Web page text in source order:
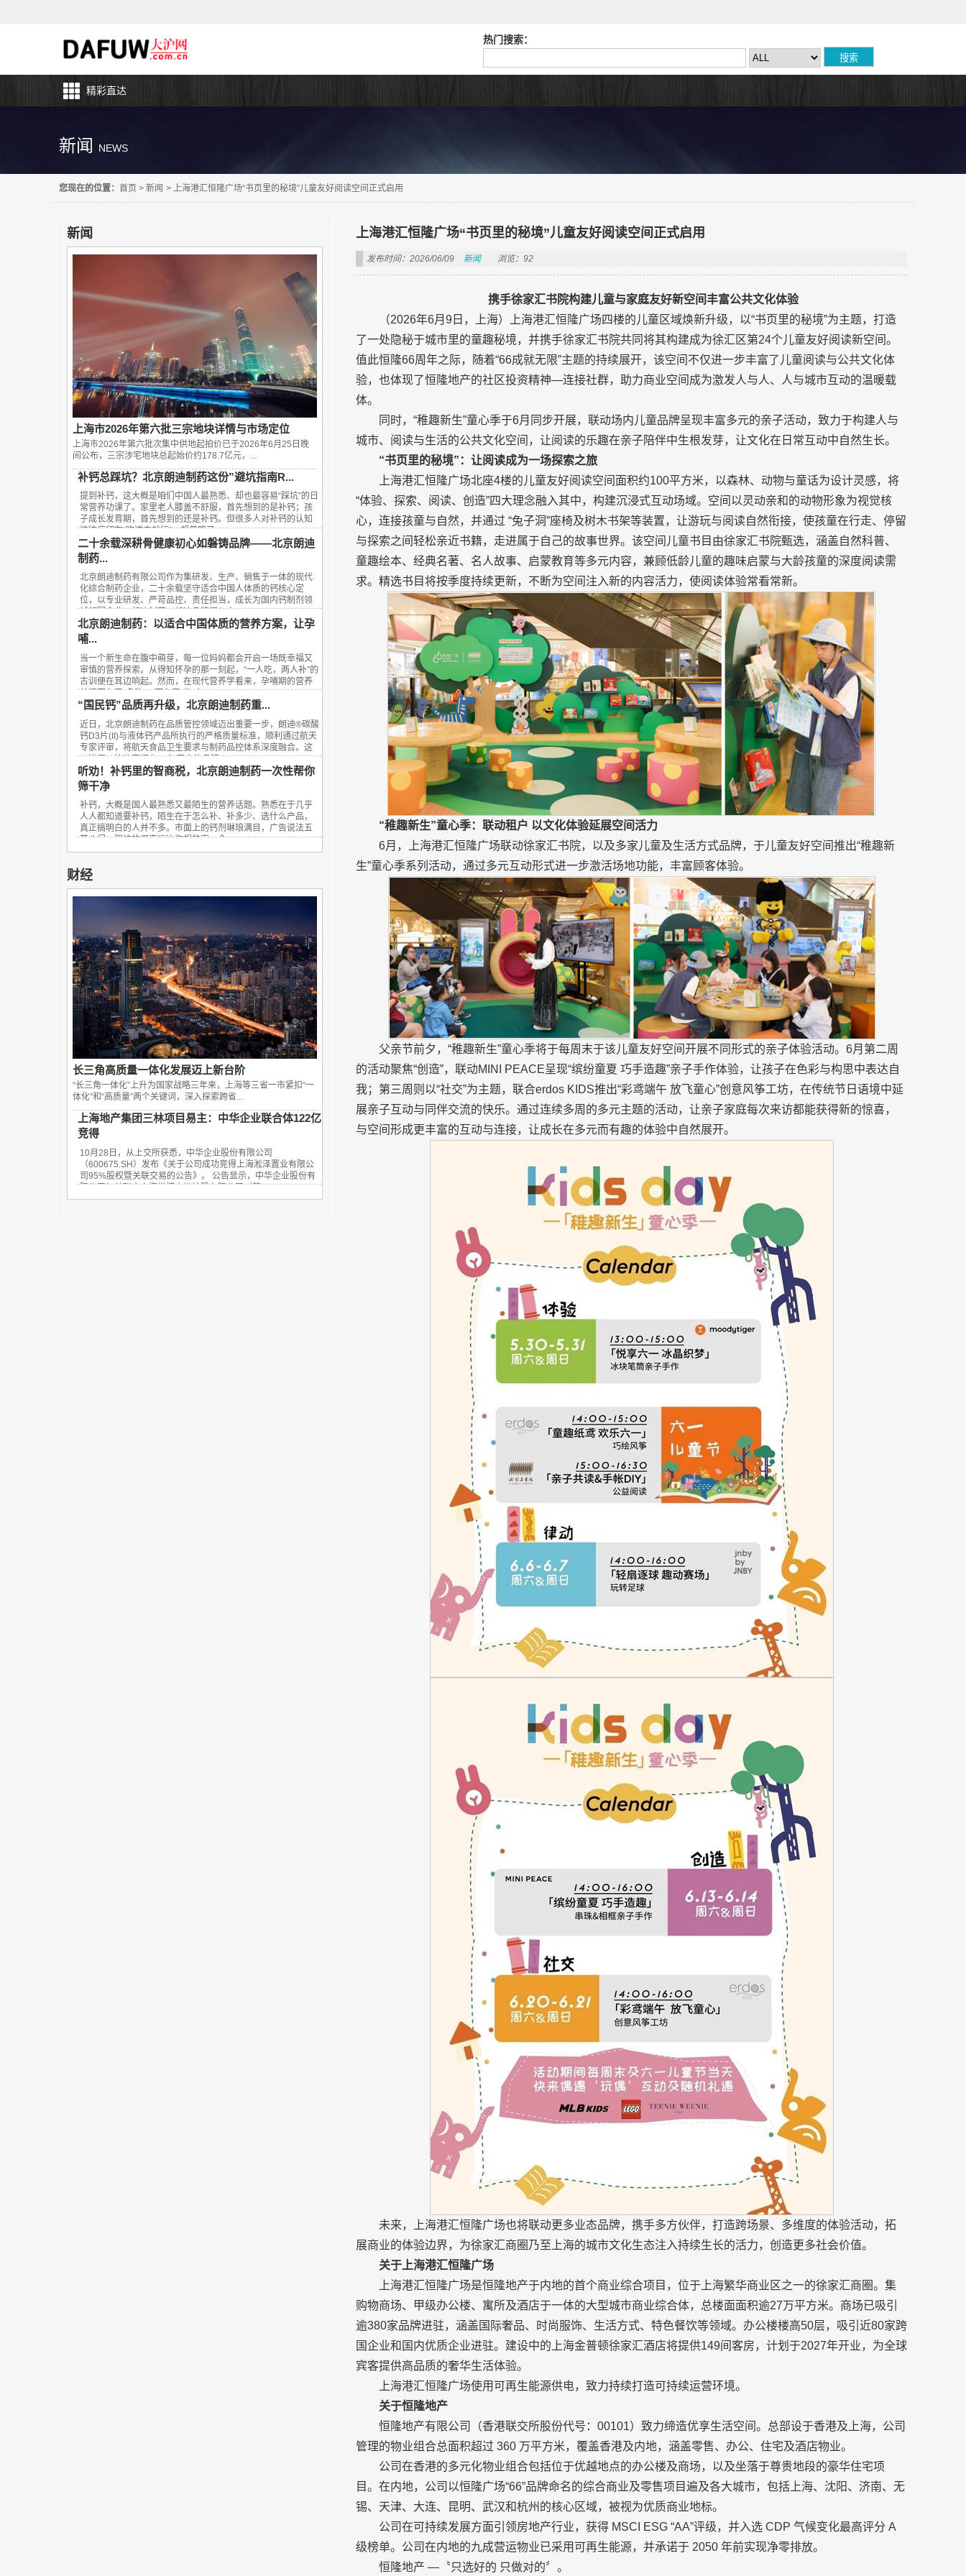
热门搜索：
精彩直达
新闻 NEWS
您现在的位置： 首页 > 新闻 > 上海港汇恒隆广场“书页里的秘境”儿童友好阅读空间正式启用
新闻
上海市2026年第六批三宗地块详情与市场定位
上海市2026年第六批次集中供地起拍价已于2026年6月25日晚
间公布，‌三宗涉宅地块总起始价约178.7亿元‌，...
补钙总踩坑？北京朗迪制药这份”避坑指南R...
提到补钙，这大概是咱们中国人最熟悉、却也最容易“踩坑”的日
常营养功课了。家里老人膝盖不舒服，首先想到的是补钙；孩
子成长发育期，首先想到的还是补钙。但很多人对补钙的认知
往往停留在“吃进去就行”，却忽略了...
二十余载深耕骨健康初心如磐铸品牌——北京朗迪
制药...
北京朗迪制药有限公司作为集研发、生产、销售于一体的现代
化综合制药企业，二十余载坚守适合中国人体质的钙核心定
位，以专业研发、严苛品控、责任担当，成长为国内钙制剂领
域领军企业，朗迪制药、朗迪品牌深入人...
北京朗迪制药：以适合中国体质的营养方案，让孕
哺...
当一个新生命在腹中萌芽，每一位妈妈都会开启一场既幸福又
审慎的营养探索。从得知怀孕的那一刻起，“一人吃，两人补”的
古训便在耳边响起。然而，在现代营养学看来，孕哺期的营养
关键不在于“多吃”，而在于“补对”。...
“国民钙”品质再升级，北京朗迪制药重...
近日，北京朗迪制药在品质管控领域迈出重要一步，朗迪®碳酸
钙D3片(II)与液体钙产品所执行的严格质量标准，顺利通过航天
专家评审，将航天食品卫生要求与制药品控体系深度融合。这
一进展，让这家拥有23年历史的品牌...
听劝！补钙里的智商税，北京朗迪制药一次性帮你
筛干净
补钙，大概是国人最熟悉又最陌生的营养话题。熟悉在于几乎
人人都知道要补钙，陌生在于怎么补、补多少、选什么产品，
真正搞明白的人并不多。市面上的钙剂琳琅满目，广告说法五
花八门，踩坑的概率远比你想的高。今...
财经
长三角高质量一体化发展迈上新台阶
“长三角一体化”上升为国家战略三年来，上海等三省一市紧扣“一
体化”和“高质量”两个关键词，深入探索跨省...
上海地产集团三林项目易主：中华企业联合体122亿
竞得
10月28日，从上交所获悉，中华企业股份有限公司
（600675.SH）发布《关于公司成功竞得上海淞泽置业有限公
司95%股权暨关联交易的公告》。 公告显示，中华企业股份有
限公司与关联方上海世博土地控股有限公司（简...
上海港汇恒隆广场“书页里的秘境”儿童友好阅读空间正式启用
发布时间：2026/06/09 新闻 浏览：92
携手徐家汇书院构建儿童与家庭友好新空间丰富公共文化体验
（2026年6月9日，上海）上海港汇恒隆广场四楼的儿童区域焕新升级，以“书页里的秘境”为主题，打造
了一处隐秘于城市里的童趣秘境，并携手徐家汇书院共同将其构建成为徐汇区第24个儿童友好阅读新空间。
值此恒隆66周年之际，随着“66成就无限”主题的持续展开，该空间不仅进一步丰富了儿童阅读与公共文化体
验，也体现了恒隆地产的社区投资精神—连接社群，助力商业空间成为激发人与人、人与城市互动的温暖载
体。
同时，“稚趣新生”童心季于6月同步开展，联动场内儿童品牌呈现丰富多元的亲子活动，致力于构建人与
城市、阅读与生活的公共文化空间，让阅读的乐趣在亲子陪伴中生根发芽，让文化在日常互动中自然生长。
“书页里的秘境”：让阅读成为一场探索之旅
上海港汇恒隆广场北座4楼的儿童友好阅读空间面积约100平方米，以森林、动物与童话为设计灵感，将
“体验、探索、阅读、创造”四大理念融入其中，构建沉浸式互动场域。空间以灵动亲和的动物形象为视觉核
心，连接孩童与自然，并通过 “兔子洞”座椅及树木书架等装置，让游玩与阅读自然衔接，使孩童在行走、停留
与探索之间轻松亲近书籍，走进属于自己的故事世界。该空间儿童书目由徐家汇书院甄选，涵盖自然科普、
童趣绘本、经典名著、名人故事、启蒙教育等多元内容，兼顾低龄儿童的趣味启蒙与大龄孩童的深度阅读需
求。精选书目将按季度持续更新，不断为空间注入新的内容活力，使阅读体验常看常新。
“稚趣新生”童心季：联动租户 以文化体验延展空间活力
6月，上海港汇恒隆广场联动徐家汇书院，以及多家儿童及生活方式品牌，于儿童友好空间推出“稚趣新
生”童心季系列活动，通过多元互动形式进一步激活场地功能，丰富顾客体验。
父亲节前夕，“稚趣新生”童心季将于每周末于该儿童友好空间开展不同形式的亲子体验活动。6月第二周
的活动聚焦“创造”，联动MINI PEACE呈现“缤纷童夏 巧手造趣”亲子手作体验，让孩子在色彩与构思中表达自
我；第三周则以“社交”为主题，联合erdos KIDS推出“彩鸢端午 放飞童心”创意风筝工坊，在传统节日语境中延
展亲子互动与同伴交流的快乐。通过连续多周的多元主题的活动，让亲子家庭每次来访都能获得新的惊喜，
与空间形成更丰富的互动与连接，让成长在多元而有趣的体验中自然展开。
未来，上海港汇恒隆广场也将联动更多业态品牌，携手多方伙伴，打造跨场景、多维度的体验活动，拓
展商业的体验边界，为徐家汇商圈乃至上海的城市文化生态注入持续生长的活力，创造更多社会价值。
关于上海港汇恒隆广场
上海港汇恒隆广场是恒隆地产于内地的首个商业综合项目，位于上海繁华商业区之一的徐家汇商圈。集
购物商场、甲级办公楼、寓所及酒店于一体的大型城市商业综合体，总楼面面积逾27万平方米。商场已吸引
逾380家品牌进驻，涵盖国际奢品、时尚服饰、生活方式、特色餐饮等领域。办公楼楼高50层，吸引近80家跨
国企业和国内优质企业进驻。建设中的上海金普顿徐家汇酒店将提供149间客房，计划于2027年开业，为全球
宾客提供高品质的奢华生活体验。
上海港汇恒隆广场使用可再生能源供电，致力持续打造可持续运营环境。
关于恒隆地产
恒隆地产有限公司（香港联交所股份代号：00101）致力缔造优享生活空间。总部设于香港及上海，公司
管理的物业组合总面积超过 360 万平方米，覆盖香港及内地，涵盖零售、办公、住宅及酒店物业。
公司在香港的多元化物业组合包括位于优越地点的办公楼及商场，以及坐落于尊贵地段的豪华住宅项
目。在内地，公司以恒隆广场“66”品牌命名的综合商业及零售项目遍及各大城市，包括上海、沈阳、济南、无
锡、天津、大连、昆明、武汉和杭州的核心区域，被视为优质商业地标。
公司在可持续发展方面引领房地产行业，获得 MSCI ESG “AA”评级，并入选 CDP 气候变化最高评分 A
级榜单。公司在内地的九成营运物业已采用可再生能源，并承诺于 2050 年前实现净零排放。
恒隆地产 —〝只选好的 只做对的〞。